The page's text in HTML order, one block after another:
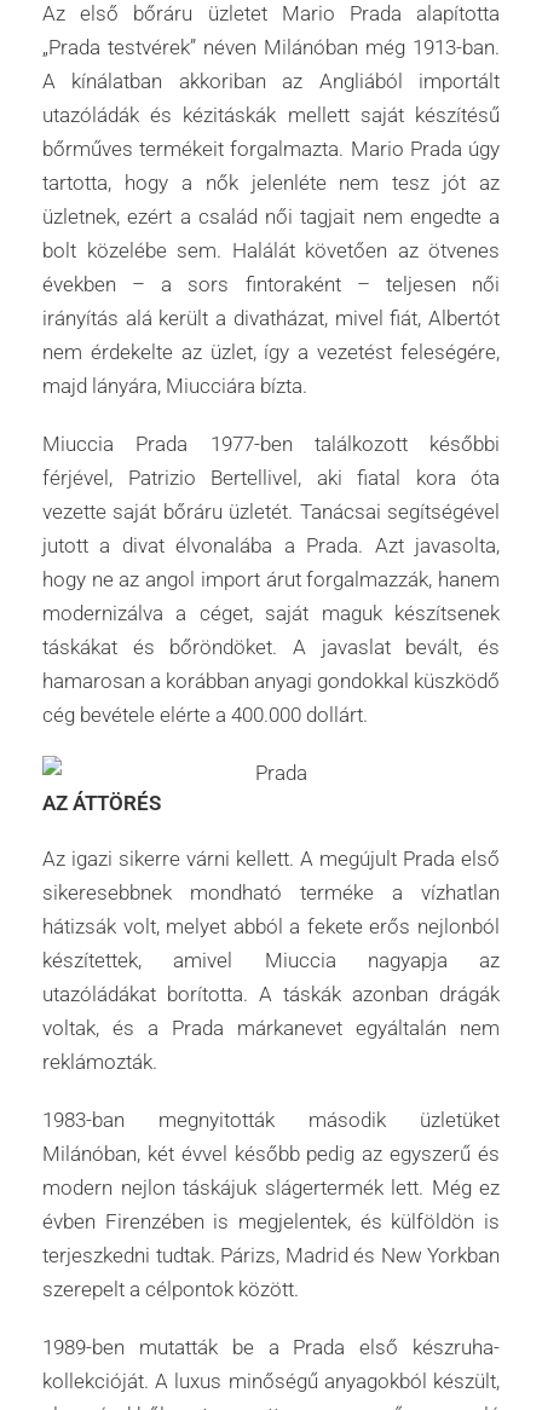
Az első bőráru üzletet Mario Prada alapította
„Prada testvérek” néven Milánóban még 1913-ban.
A kínálatban akkoriban az Angliából importált
utazóládák és kézitáskák mellett saját készítésű
bőrműves termékeit forgalmazta. Mario Prada úgy
tartotta, hogy a nők jelenléte nem tesz jót az
üzletnek, ezért a család női tagjait nem engedte a
bolt közelébe sem. Halálát követően az ötvenes
években – a sors fintoraként – teljesen női
irányítás alá került a divatházat, mivel fiát, Albertót
nem érdekelte az üzlet, így a vezetést feleségére,
majd lányára, Miucciára bízta.
Miuccia Prada 1977-ben találkozott későbbi
férjével, Patrizio Bertellivel, aki fiatal kora óta
vezette saját bőráru üzletét. Tanácsai segítségével
jutott a divat élvonalába a Prada. Azt javasolta,
hogy ne az angol import árut forgalmazzák, hanem
modernizálva a céget, saját maguk készítsenek
táskákat és bőröndöket. A javaslat bevált, és
hamarosan a korábban anyagi gondokkal küszködő
cég bevétele elérte a 400.000 dollárt.
AZ ÁTTÖRÉS
Az igazi sikerre várni kellett. A megújult Prada első
sikeresebbnek mondható terméke a vízhatlan
hátizsák volt, melyet abból a fekete erős nejlonból
készítettek, amivel Miuccia nagyapja az
utazóládákat borította. A táskák azonban drágák
voltak, és a Prada márkanevet egyáltalán nem
reklámozták.
1983-ban megnyitották második üzletüket
Milánóban, két évvel később pedig az egyszerű és
modern nejlon táskájuk slágertermék lett. Még ez
évben Firenzében is megjelentek, és külföldön is
terjeszkedni tudtak. Párizs, Madrid és New Yorkban
szerepelt a célpontok között.
1989-ben mutatták be a Prada első készruha-
kollekcióját. A luxus minőségű anyagokból készült,